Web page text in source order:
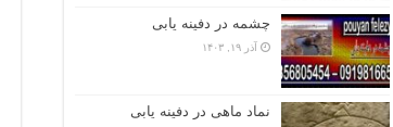
چشمه در دفینه یابی
آذر ۱۹, ۱۴۰۳
نماد ماهی در دفینه یابی